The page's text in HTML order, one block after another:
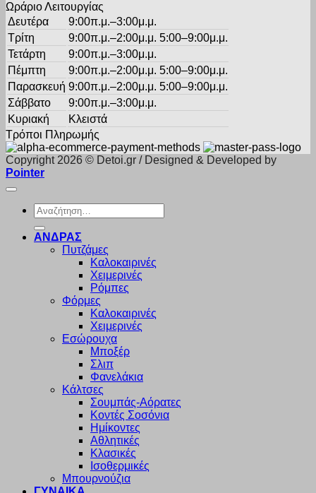
Ωράριο Λειτουργίας
Δευτέρα
9:00π.μ.–3:00μ.μ.
Τρίτη
9:00π.μ.–2:00μ.μ. 5:00–9:00μ.μ.
Τετάρτη
9:00π.μ.–3:00μ.μ.
Πέμπτη
9:00π.μ.–2:00μ.μ. 5:00–9:00μ.μ.
Παρασκευή 9:00π.μ.–2:00μ.μ. 5:00–9:00μ.μ.
Σάββατο
9:00π.μ.–3:00μ.μ.
Κυριακή
Κλειστά
Τρόποι Πληρωμής
Copyright 2026 © Detoi.gr / Designed & Developed by
Pointer
Αναζήτηση
για:
ΑΝΔΡΑΣ
Πυτζάμες
Καλοκαιρινές
Χειμερινές
Ρόμπες
Φόρμες
Καλοκαιρινές
Χειμερινές
Εσώρουχα
Μποξέρ
Σλιπ
Φανελάκια
Κάλτσες
Σουμπάς-Αόρατες
Κοντές Σοσόνια
Ημίκοντες
Αθλητικές
Κλασικές
Ισοθερμικές
Μπουρνούζια